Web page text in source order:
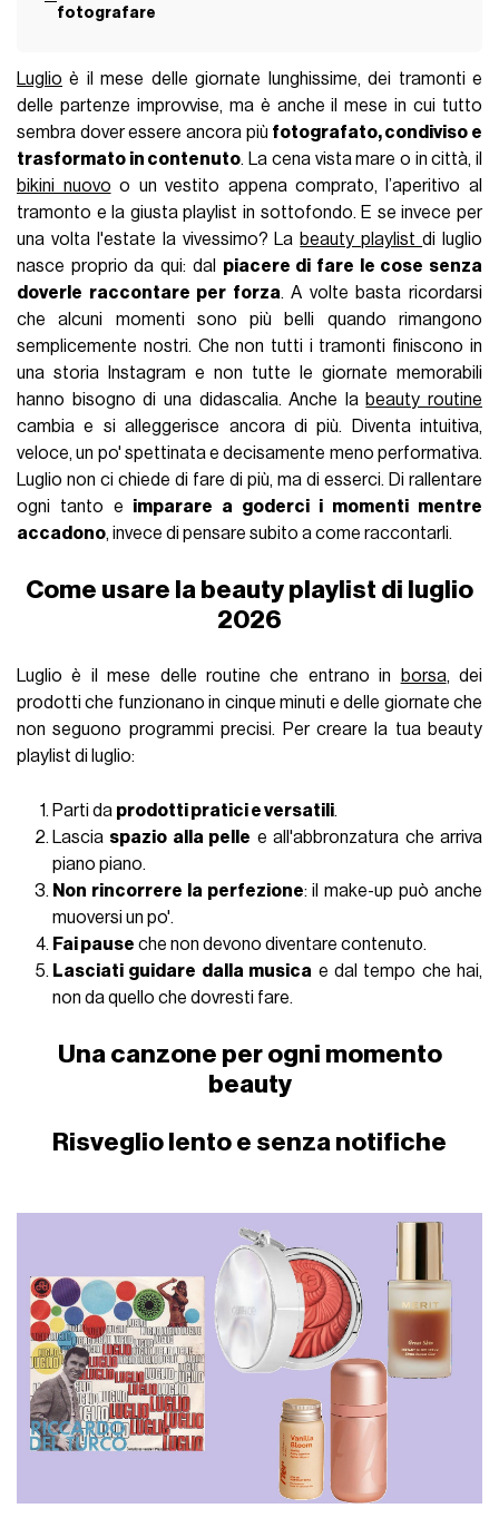
fotografare
Luglio è il mese delle giornate lunghissime, dei tramonti e
delle partenze improvvise, ma è anche il mese in cui tutto
sembra dover essere ancora più fotografato, condiviso e
trasformato in contenuto. La cena vista mare o in città, i
bikini nuovo o un vestito appena comprato, l’aperitivo al
tramonto e la giustaplaylist in sottofondo. E se invece per
una volta l'estate la vivessimo? La beauty playlistdi luglio
nasce proprio da qui: dal piacere di fare le cose senza
doverle raccontare per forza.A volte basta ricordarsi
che alcuni momenti sono più belli quando rimangono
semplicemente nostri. Che non tutti i tramonti finiscono in
una storia Instagram e non tutte le giornate memorabili
hanno bisogno di una didascalia. Anche la beauty routine
cambia e si alleggerisce ancora di più. Diventa intuitiva,
veloce, un po' spettinata e decisamente meno performativa.
Luglio non ci chiede di fare di più, ma di esserci. Di rallentare
ogni tanto e imparare a goderci i momenti mentre
accadono, invece di pensare subito a come raccontarli.
Come usare la beauty playlist di luglio
2026
Luglio è il mese delle routine che entrano in borsa, dei
prodotti che funzionano in cinque minuti e delle giornate che
non seguono programmi precisi.
Per creare la tua beauty
playlist di luglio:
Parti da prodotti pratici e versatili.
Lascia spazio alla pelle e all'abbronzatura che arriva
piano piano.
Non rincorrere la perfezione: ilmake-up può anche
muoversi un po'.
Fai pause che non devono diventare contenuto.
Lasciati guidare dalla musica e dal tempo che hai,
non da quello che dovresti fare.
Una canzone per ogni momento
beauty
Risveglio lento e senza notifiche